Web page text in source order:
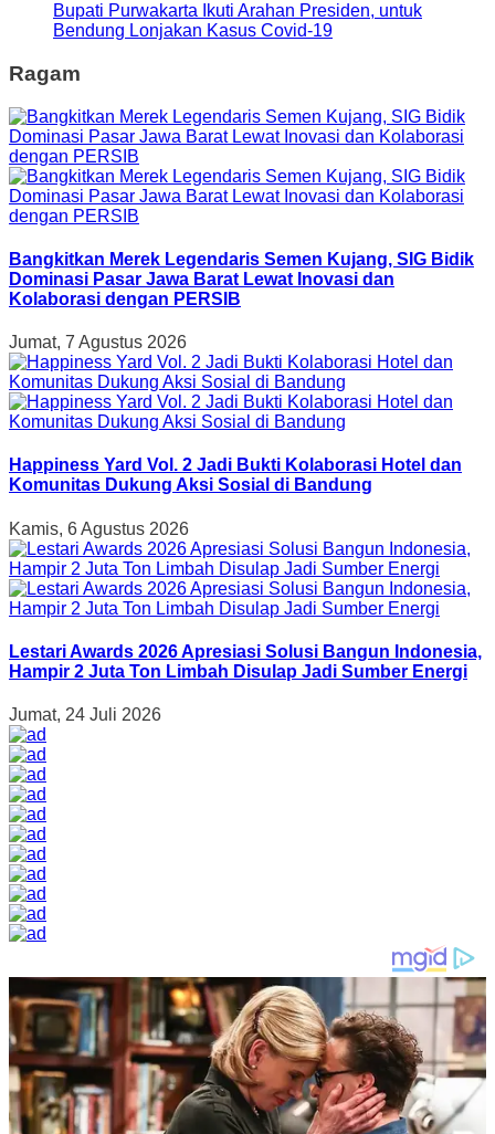
Bupati Purwakarta Ikuti Arahan Presiden, untuk
Bendung Lonjakan Kasus Covid-19
Ragam
Bangkitkan Merek Legendaris Semen Kujang, SIG Bidik
Dominasi Pasar Jawa Barat Lewat Inovasi dan
Kolaborasi dengan PERSIB
Jumat, 7 Agustus 2026
Happiness Yard Vol. 2 Jadi Bukti Kolaborasi Hotel dan
Komunitas Dukung Aksi Sosial di Bandung
Kamis, 6 Agustus 2026
Lestari Awards 2026 Apresiasi Solusi Bangun Indonesia,
Hampir 2 Juta Ton Limbah Disulap Jadi Sumber Energi
Jumat, 24 Juli 2026